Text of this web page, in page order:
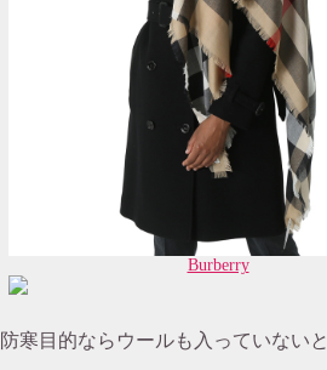
Burberry
防寒目的ならウールも入っていないと